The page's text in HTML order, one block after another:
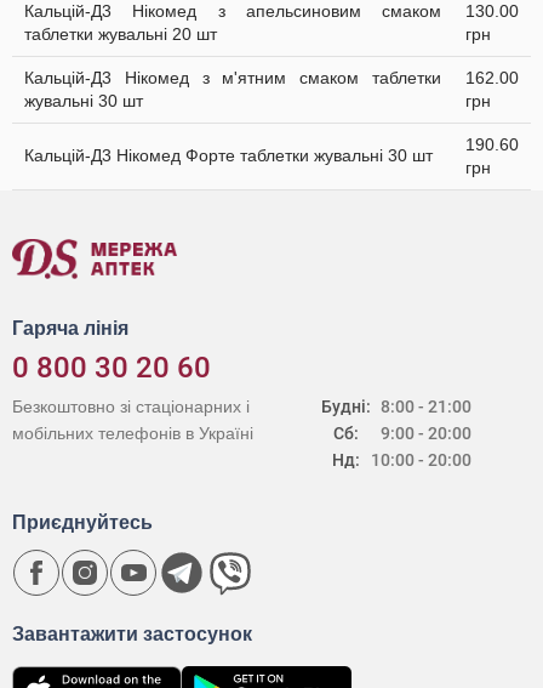
Кальцій-Д3 Нікомед з апельсиновим смаком
таблетки жувальні 20 шт
130.00
грн
Кальцій-Д3 Нікомед з м'ятним смаком таблетки
жувальні 30 шт
162.00
грн
Кальцій-Д3 Нікомед Форте таблетки жувальні 30 шт
190.60
грн
Гаряча лінія
0 800 30 20 60
Будні:
Сб:
Нд:
8:00 - 21:00
9:00 - 20:00
10:00 - 20:00
Безкоштовно зі стаціонарних і
мобільних телефонів в Україні
Завантажити застосунок
Приєднуйтесь